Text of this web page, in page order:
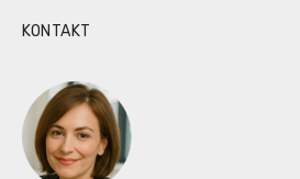
KONTAKT